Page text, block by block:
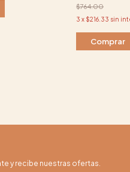
$764.00
3 x $216.33 sin
y recibe nuestras ofertas.